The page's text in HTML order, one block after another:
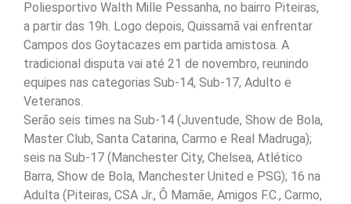
Poliesportivo Walth Mille Pessanha, no bairro Piteiras,
a partir das 19h. Logo depois, Quissamã vai enfrentar
Campos dos Goytacazes em partida amistosa. A
tradicional disputa vai até 21 de novembro, reunindo
equipes nas categorias Sub-14, Sub-17, Adulto e
Veteranos.
Serão seis times na Sub-14 (Juventude, Show de Bola,
Master Club, Santa Catarina, Carmo e Real Madruga);
seis na Sub-17 (Manchester City, Chelsea, Atlético
Barra, Show de Bola, Manchester United e PSG); 16 na
Adulta (Piteiras, CSA Jr., Ô Mamãe, Amigos F.C., Carmo,